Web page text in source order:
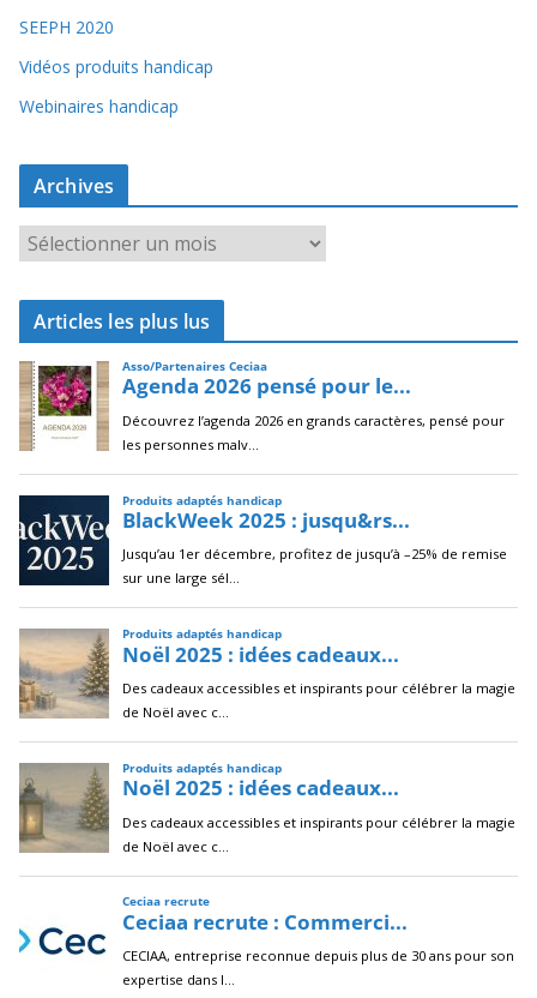
SEEPH 2020
Vidéos produits handicap
Webinaires handicap
Archives
r
c
i
v
e
s
Articles les plus lus